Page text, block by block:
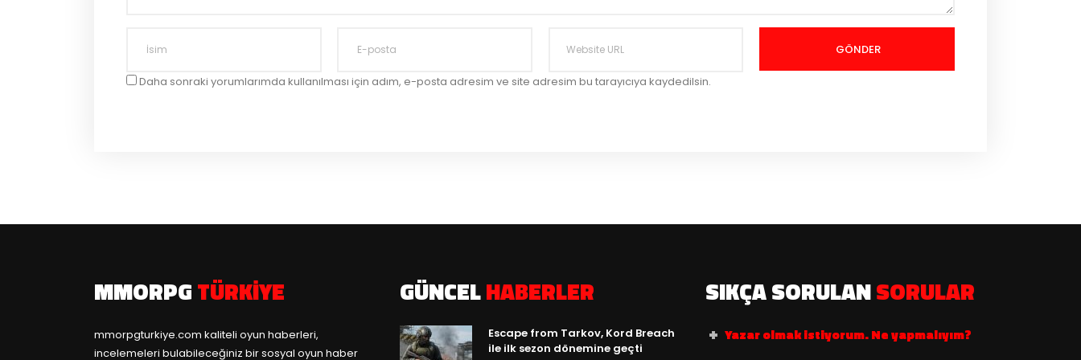
GÖNDER
Daha sonraki yorumlarımda kullanılması için adım, e-posta adresim ve site adresim bu tarayıcıya kaydedilsin.
MMORPGTÜRKIYE
mmorpgturkiye.com kaliteli oyun haberleri,
incelemeleri bulabileceğiniz bir sosyal oyun haber
GÜNCELHABERLER
Escape from Tarkov, Kord Breach
ile ilk sezon dönemine geçti
SIKÇA SORULANSORULAR
Yazar olmak istiyorum. Ne yapmalıyım?